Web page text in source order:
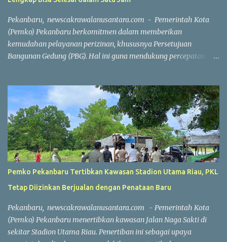
kompetitif dengan menjunjung tinggi nilai sportivitas,
pertandingan berlangsun...
Pekanbaru, newscakrawalanusantara.com - Pemerintah Kota
(Pemko) Pekanbaru berkomitmen dalam memberikan
kemudahan pelayanan perizinan, khususnya Persetujuan
Bangunan Gedung (PBG). Hal ini guna mendukung percepatan
penerbitan PBG dilakukan secara daring saat ini. Penerbitan PBG
dapat diselesaikan dengan sangat cepat apabila seluruh
persyaratan telah dipenuhi. "Hari ini, jika seluruh persyaratan
sudah lengkap, penerbitan PBG bisa selesai dalam waktu sekitar
satu jam. Seluruh prosesnya sudah berbasis sistem online,"
ujarnya. Percepatan layanan tersebut tidak hanya berlaku untuk
rumah sederhana atau bangunan dengan konstruksi sederhana.
Tetapi, layanan ini juga berlaku untuk bangunan berskala besar
dan kompleks. Sebagai contoh, penerbitan PBG untuk
Damai yang berhasil diselesaikan dalam waktu sekitar dua jam
56 meni...
Pemko Pekanbaru Tertibkan Kawasan Stadion Utama Riau, PKL
Tetap Diizinkan Berjualan dengan Penataan Baru
Pekanbaru, newscakrawalanusantara.com - Pemerintah Kota
(Pemko) Pekanbaru menertibkan kawasan Jalan Naga Sakti di
sekitar Stadion Utama Riau. Penertiban ini sebagai upaya